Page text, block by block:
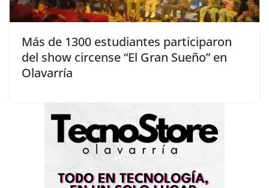
Más de 1300 estudiantes participaron
del show circense “El Gran Sueño” en
Olavarría